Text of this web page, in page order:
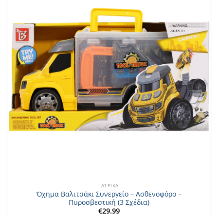
ΙΑΤΡΙΚΆ
Όχημα Βαλιτσάκι Συνεργείο – Ασθενοφόρο –
Πυροσβεστική (3 Σχέδια)
€29.99